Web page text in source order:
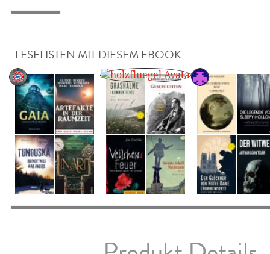
LESELISTEN MIT DIESEM EBOOK